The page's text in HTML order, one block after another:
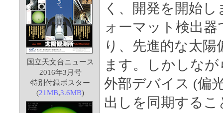
国立天文台ニュース
2016年3月号
特別付録ポスター
(21MB,3.6MB)
く、開発を開始し
ォーマット検出
り、先進的な太
ます。しかしな
外部デバイス (偏
出しを同期する